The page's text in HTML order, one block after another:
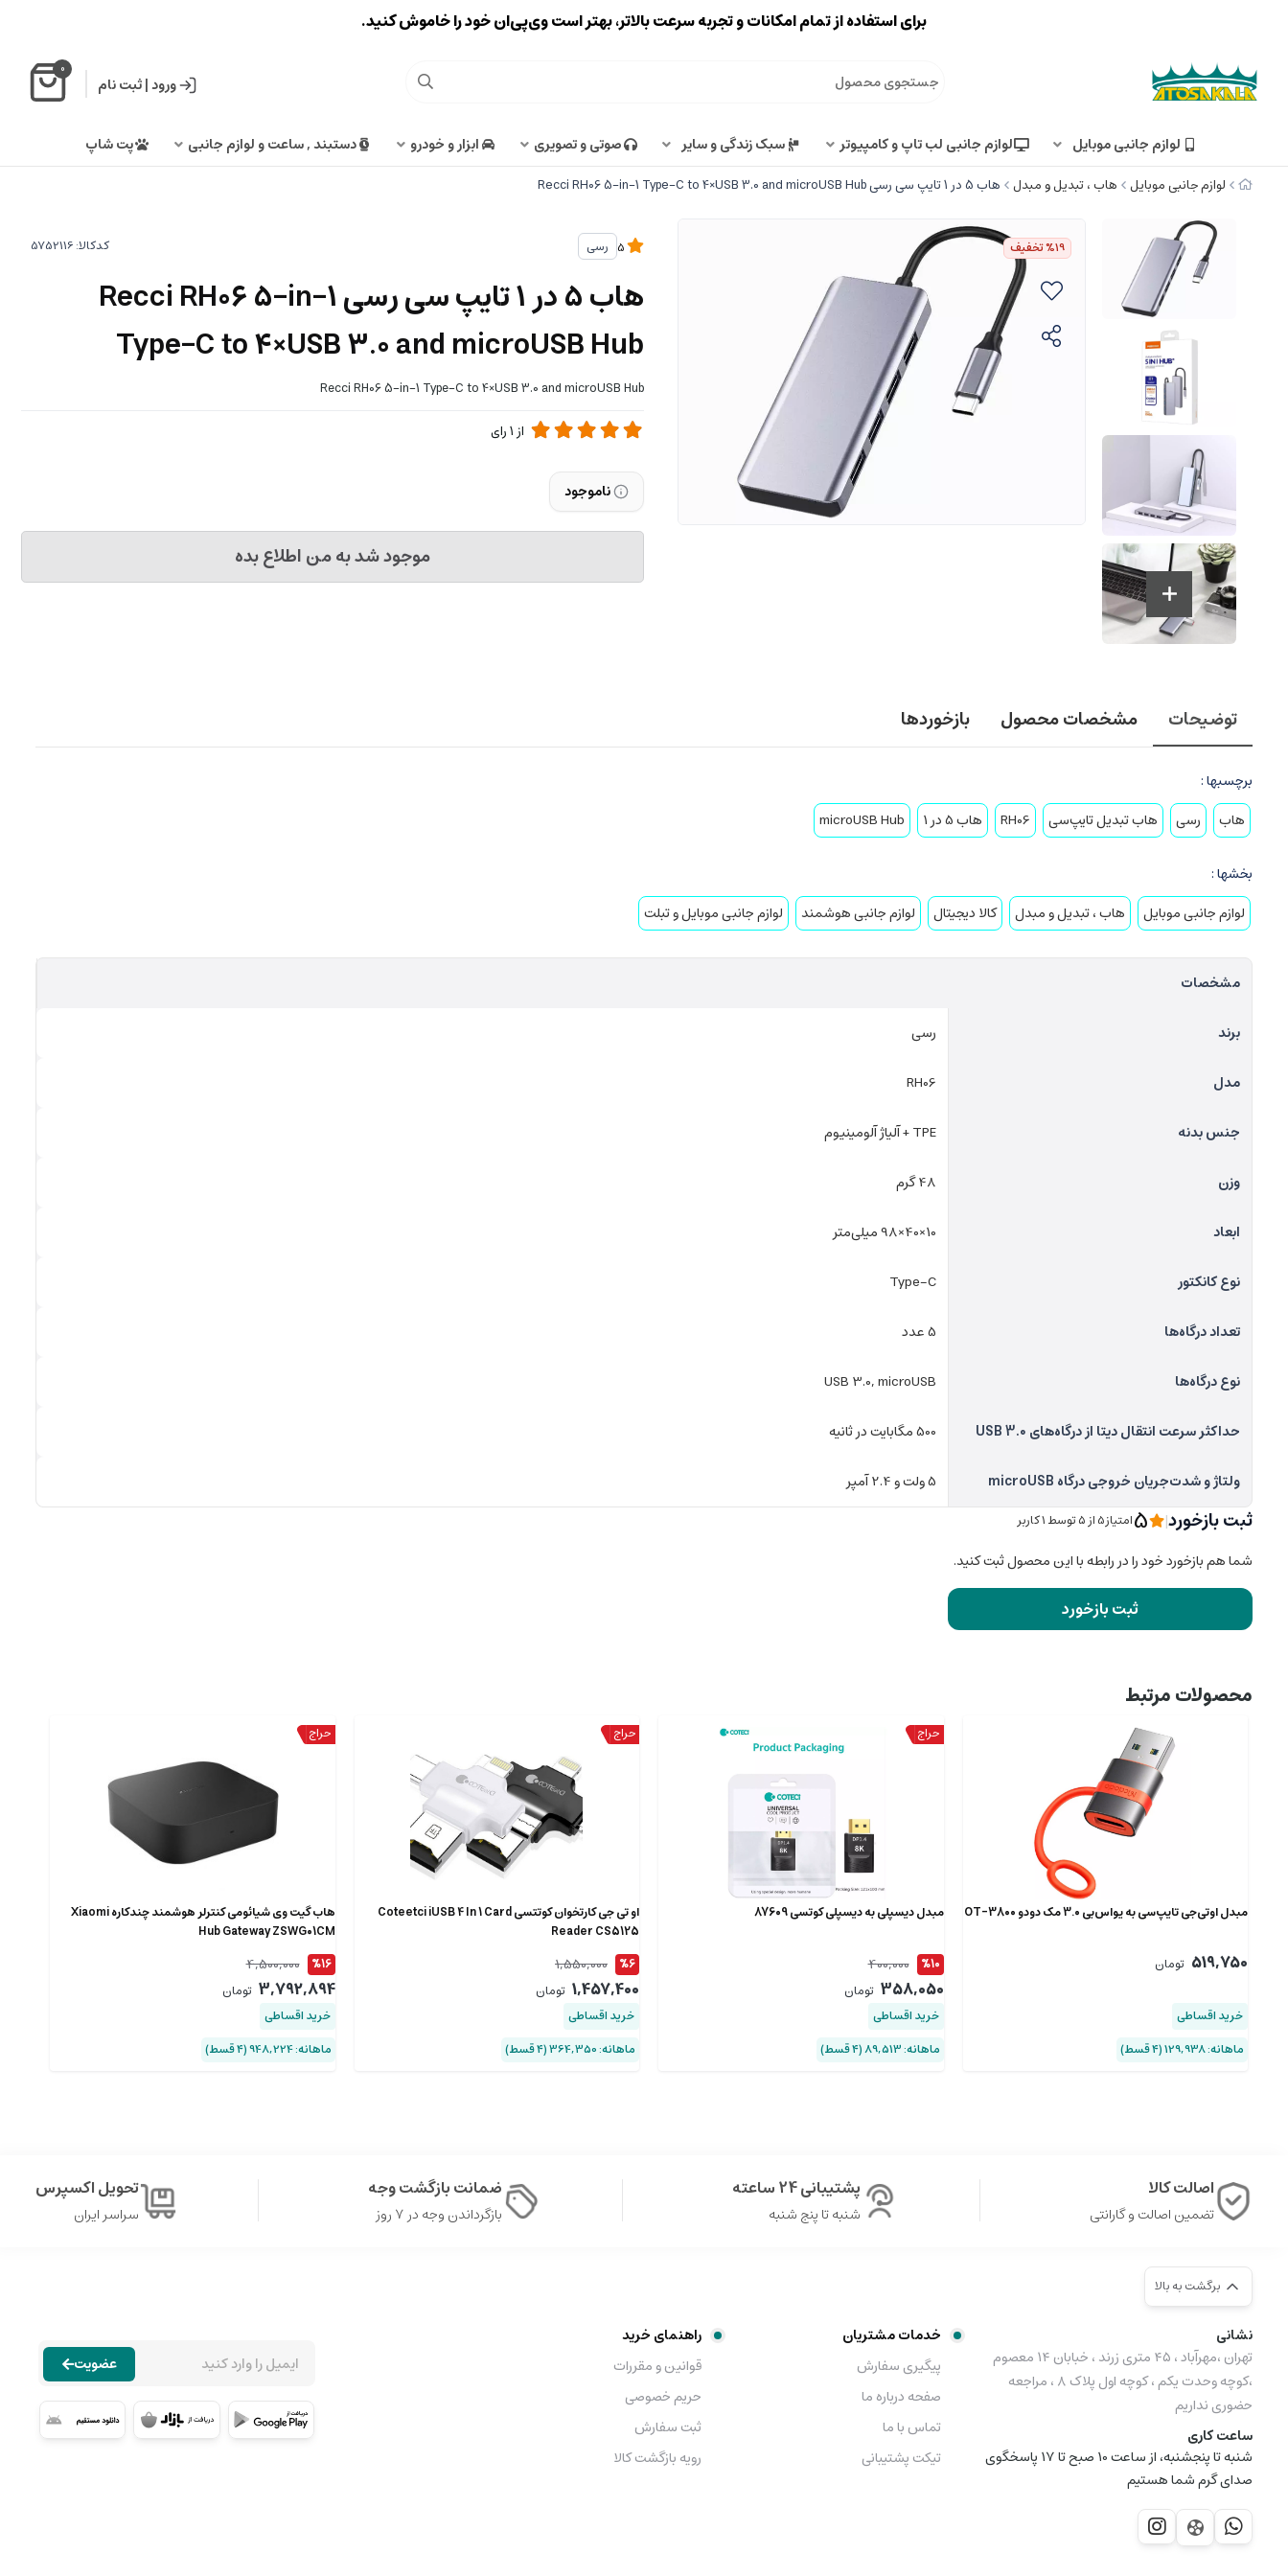
برای استفاده از تمام امکانات و تجربه سرعت بالاتر، بهتر است وی‌پی‌ان خود را خاموش کنید.
ورود|ثبت نام
0
لوازم جانبی موبایل لوازم جانبی لب تاپ و کامپیوتر سبک زندگی و سایر صوتی و تصویری ابزار و خودرو دستبند , ساعت و لوازم جانبی پت شاپ
لوازم جانبی موبایل هاب ، تبدیل و مبدل هاب 5 در 1 تایپ‌ سی رسی Recci RH06 5-in-1 Type-C to 4×USB 3.0 and microUSB Hub
%19تخفیف رسی کدکالا:
هاب 5 در 1 تایپ‌ سی رسی Recci RH06 5-in-1
Type-C to 4×USB 3.0 and microUSB Hub
Recci RH06 5-in-1 Type-C to 4×USB 3.0 and microUSB Hub
از1رای
ناموجود
موجود شد به من اطلاع بده
توضیحات مشخصات محصول بازخوردها
برچسبها :
هاب
رسی هاب تبدیل تایپ‌سی RH06 هاب 5 در 1 microUSB Hub
بخشها :
لوازم جانبی موبایل
هاب ، تبدیل و مبدل کالا دیجیتال لوازم جانبی هوشمند لوازم جانبی موبایل و تبلت
مشخصات
برند رسی
مدل RH06
جنس بدنه TPE + آلیاژ آلومینیوم
وزن 48 گرم
ابعاد 10×40×98 میلی‌متر
نوع کانکتور Type-C
تعداد درگاه‌ها 5 عدد
نوع درگاه‌ها USB 3.0, microUSB
حداکثر سرعت انتقال دیتا از درگاه‌های USB 3.0 500 مگابایت در ثانیه
ولتاژ و شدت‌جریان خروجی درگاه microUSB 5 ولت و 2.4 آمپر
ثبت بازخورد|
5امتیاز5 از ۵ توسط 1 کاربر
شما هم بازخورد خود را در رابطه با این محصول ثبت کنید.
ثبت بازخورد
محصولات مرتبط
مبدل او‌تی‌جی تایپ‌سی به یو‌اس‌بی 3.0 مک دودو OT-3800
519,750 تومان
خرید اقساطی
ماهانه: 129,938 (۴ قسط)
مبدل دیسپلی به دیسپلی کوتسی 87609
%10
400,000
358,050 تومان
خرید اقساطی
ماهانه: 89,513 (۴ قسط)
او تی جی کارتخوان کوتتسی Coteetci iUSB 4 In 1 Card
Reader CS5125
%6
1,550,000
1,457,400 تومان
خرید اقساطی
ماهانه: 364,350 (۴ قسط)
هاب گیت وی شیائومی کنترلر هوشمند چندکاره Xiaomi
Hub Gateway ZSWG01CM
%16
4,500,000
3,792,894 تومان
خرید اقساطی
ماهانه: 948,224 (۴ قسط)
اصالت کالا
تضمین اصالت و گارانتی
پشتیبانی 24 ساعته
شنبه تا پنج شنبه
ضمانت بازگشت وجه
بازگرداندن وجه در ۷ روز
تحویل اکسپرس
سراسر ایران
برگشت به بالا
نشانی
تهران ،مهرآباد ، ۴۵ متری زرند ، خبابان ۱۴ معصوم
،کوچه وحدت یکم ، کوچه اول پلاک ۸ ، مراجعه
حضوری نداریم
ساعت کاری
شنبه تا پنجشنبه، از ساعت 10 صبح تا 17 پاسخگوی
صدای گرم شما هستیم
خدمات مشتریان
پیگیری سفارش
صفحه درباره ما
تماس با ما
تیکت پشتیبانی
راهنمای خرید
قوانین و مقررات
حریم خصوصی
ثبت سفارش
رویه بازگشت کالا
عضویت